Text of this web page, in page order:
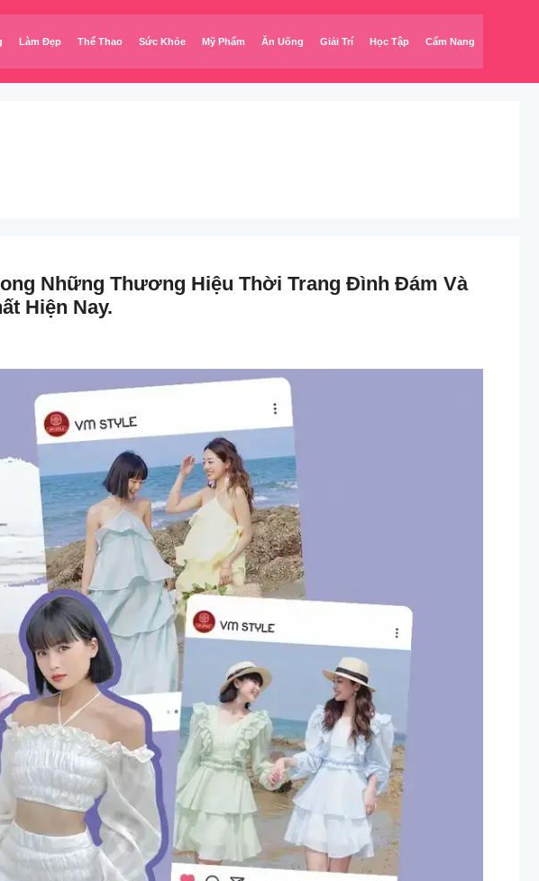
Làm Đẹp Thể Thao Sức Khỏe Mỹ Phẩm Ăn Uống Giải Trí Học Tập Cẩm Nang
Những Thương Hiệu Thời Trang Đình Đám Và
Hiện Nay.